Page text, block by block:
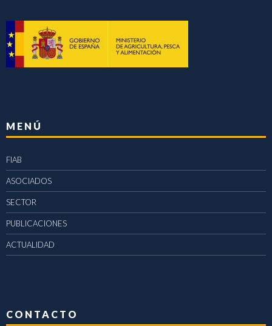
MENÚ
FIAB
ASOCIADOS
SECTOR
PUBLICACIONES
ACTUALIDAD
CONTACTO